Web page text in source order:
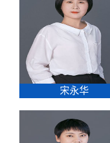
宋永华